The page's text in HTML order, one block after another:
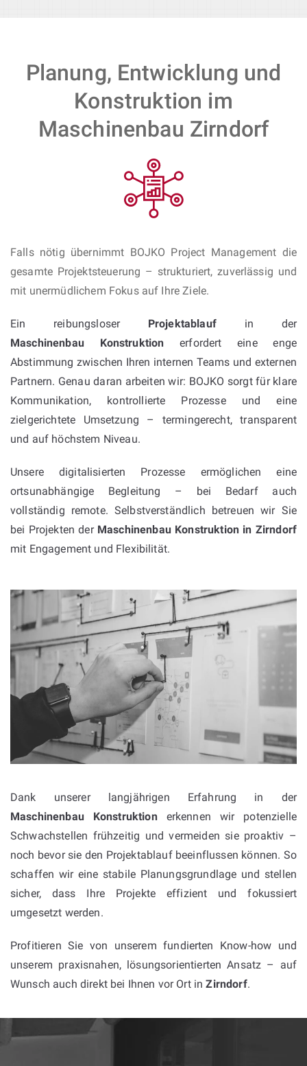
Planung, Entwicklung und
Konstruktion im
Maschinenbau Zirndorf
Falls nötig übernimmt BOJKO Project Management die
gesamte Projektsteuerung – strukturiert, zuverlässig und
mit unermüdlichem Fokus auf Ihre Ziele.
Ein reibungsloser Projektablaufin der
Maschinenbau Konstruktion erfordert eine enge
Abstimmung zwischen Ihren internen Teams und externen
Partnern. Genau daran arbeiten wir: BOJKO sorgt für klare
Kommunikation, kontrollierte Prozesse und eine
zielgerichtete Umsetzung – termingerecht, transparent
und auf höchstem Niveau.
Unsere digitalisierten Prozesse ermöglichen eine
ortsunabhängige Begleitung – bei Bedarf auch
vollständig remote. Selbstverständlich betreuen wir Sie
bei Projekten der Maschinenbau Konstruktion in Zirndorf
mit Engagement und Flexibilität.
Dank unserer langjährigen Erfahrung in der
Maschinenbau Konstruktionerkennen wir potenzielle
Schwachstellen frühzeitig und vermeiden sie proaktiv –
noch bevor sie den Projektablauf beeinflussen können. So
schaffen wir eine stabile Planungsgrundlage und stellen
sicher, dass Ihre Projekte effizient und fokussiert
umgesetzt werden.
Profitieren Sie von unserem fundierten Know-how und
unserem praxisnahen, lösungsorientierten Ansatz – auf
Wunsch auch direkt bei Ihnen vor Ort inZirndorf.